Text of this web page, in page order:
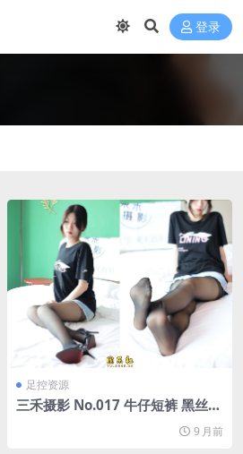
登录
足控资源
三禾摄影 No.017 牛仔短裤 黑丝
9 月前